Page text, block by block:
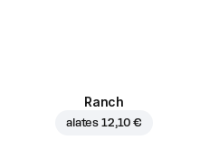
Ranch
alates 12,10 €